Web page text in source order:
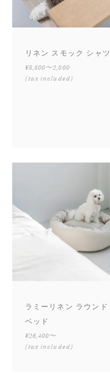
リネン スモック シャツ
¥8,800〜2,000
(tax included)
ラミーリネン ラウンド
ベッド
¥26,400〜
(tax included)